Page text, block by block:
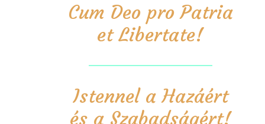
Cum Deo pro Patria
et Libertate!
Istennel a Hazáért
és a Szabadságért!